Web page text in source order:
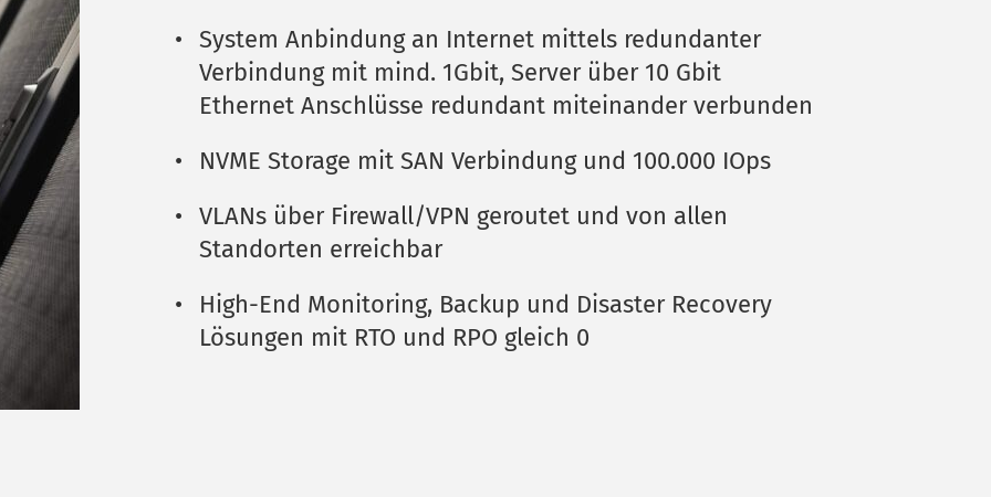
System Anbindung an Internet mittels redundanter
Verbindung mit mind. 1Gbit, Server über 10 Gbit
Ethernet Anschlüsse redundant miteinander verbunden
NVME Storage mit SAN Verbindung und 100.000 IOps
VLANs über Firewall/VPN geroutet und von allen
Standorten erreichbar
High-End Monitoring, Backup und Disaster Recovery
Lösungen mit RTO und RPO gleich 0